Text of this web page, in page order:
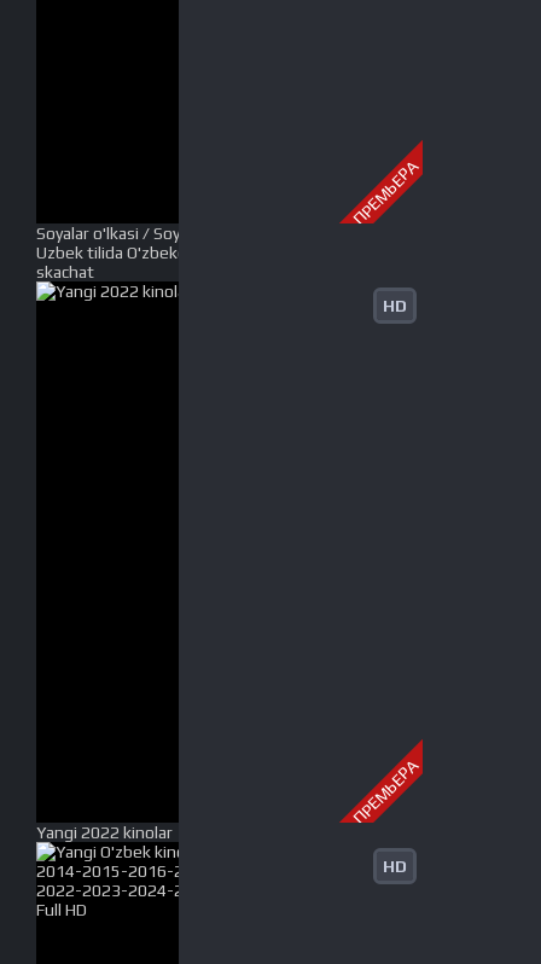
ПРЕМЬЕРА
Soyalar o'lkasi / Soyalar mamlakati / Soyalar yurti
Uzbek tilida O'zbekcha 1993 tarjima kino Full HD
skachat
HD
ПРЕМЬЕРА
Yangi 2022 kinolar
HD